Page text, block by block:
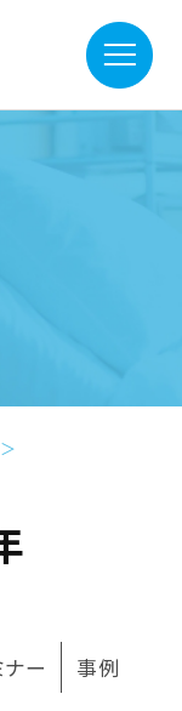
＞
ナー 事例